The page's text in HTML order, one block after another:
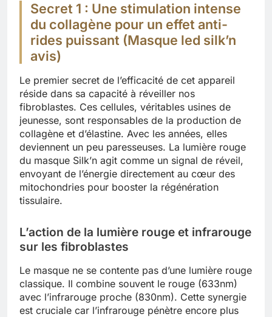
Secret 1 : Une stimulation intense
du collagène pour un effet anti-
rides puissant (Masque led silk’n
avis)
Le premier secret de l’efficacité de cet appareil
réside dans sa capacité à réveiller nos
fibroblastes. Ces cellules, véritables usines de
jeunesse, sont responsables de la production de
collagène et d’élastine. Avec les années, elles
deviennent un peu paresseuses. La lumière rouge
du masque Silk’n agit comme un signal de réveil,
envoyant de l’énergie directement au cœur des
mitochondries pour booster la régénération
tissulaire.
L’action de la lumière rouge et infrarouge
sur les fibroblastes
Le masque ne se contente pas d’une lumière rouge
classique. Il combine souvent le rouge (633nm)
avec l’infrarouge proche (830nm). Cette synergie
est cruciale car l’infrarouge pénètre encore plus